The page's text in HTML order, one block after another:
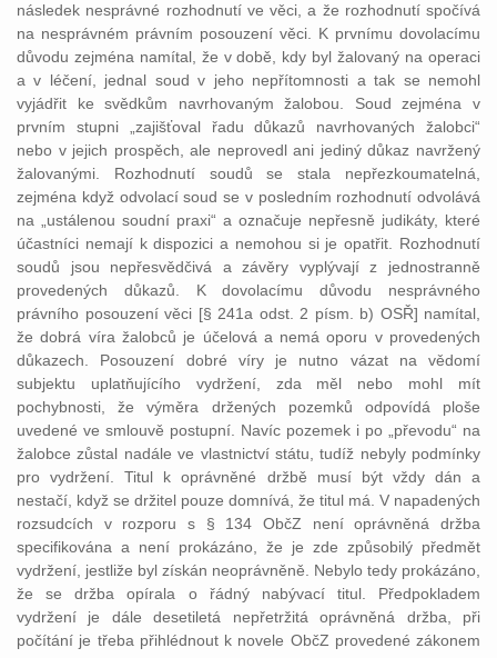
následek nesprávné rozhodnutí ve věci, a že rozhodnutí spočívá
na nesprávném právním posouzení věci. K prvnímu dovolacímu
důvodu zejména namítal, že v době, kdy byl žalovaný na operaci
a v léčení, jednal soud v jeho nepřítomnosti a tak se nemohl
vyjádřit ke svědkům navrhovaným žalobou. Soud zejména v
prvním stupni „zajišťoval řadu důkazů navrhovaných žalobci“
nebo v jejich prospěch, ale neprovedl ani jediný důkaz navržený
žalovanými. Rozhodnutí soudů se stala nepřezkoumatelná,
zejména když odvolací soud se v posledním rozhodnutí odvolává
na „ustálenou soudní praxi“ a označuje nepřesně judikáty, které
účastníci nemají k dispozici a nemohou si je opatřit. Rozhodnutí
soudů jsou nepřesvědčivá a závěry vyplývají z jednostranně
provedených důkazů. K dovolacímu důvodu nesprávného
právního posouzení věci [§ 241a odst. 2 písm. b) OSŘ] namítal,
že dobrá víra žalobců je účelová a nemá oporu v provedených
důkazech. Posouzení dobré víry je nutno vázat na vědomí
subjektu uplatňujícího vydržení, zda měl nebo mohl mít
pochybnosti, že výměra držených pozemků odpovídá ploše
uvedené ve smlouvě postupní. Navíc pozemek i po „převodu“ na
žalobce zůstal nadále ve vlastnictví státu, tudíž nebyly podmínky
pro vydržení. Titul k oprávněné držbě musí být vždy dán a
nestačí, když se držitel pouze domnívá, že titul má. V napadených
rozsudcích v rozporu s § 134 ObčZ není oprávněná držba
specifikována a není prokázáno, že je zde způsobilý předmět
vydržení, jestliže byl získán neoprávněně. Nebylo tedy prokázáno,
že se držba opírala o řádný nabývací titul. Předpokladem
vydržení je dále desetiletá nepřetržitá oprávněná držba, při
počítání je třeba přihlédnout k novele ObčZ provedené zákonem